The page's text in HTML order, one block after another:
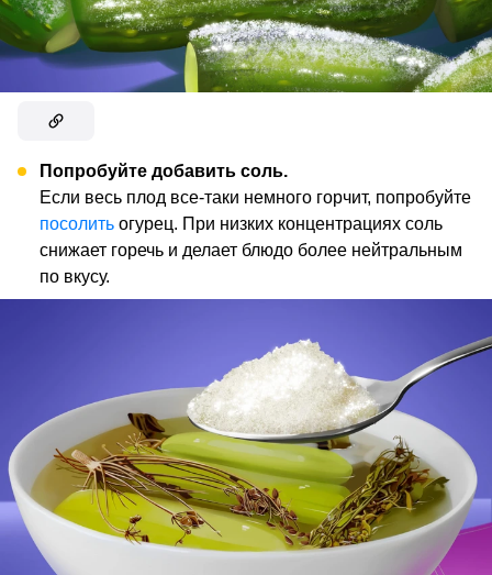
Попробуйте добавить соль.
Если весь плод все-таки немного горчит, попробуйте
посолить огурец. При низких концентрациях соль
снижает горечь и делает блюдо более нейтральным
по вкусу.